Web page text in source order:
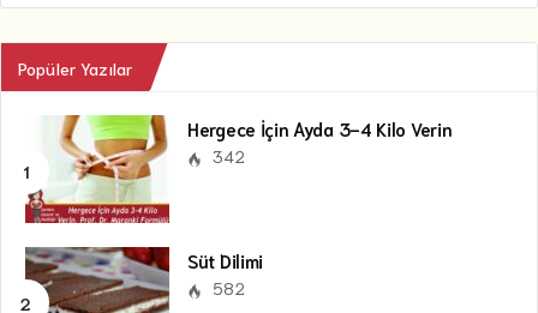
Popüler Yazılar
Hergece İçin Ayda 3-4 Kilo Verin
342
Süt Dilimi
582